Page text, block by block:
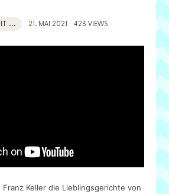
... 21. MAI 2021 423 VIEWS
Keller die Lieblingsgerichte von